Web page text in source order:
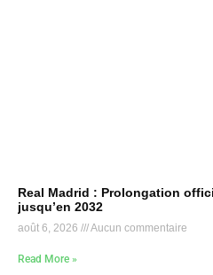
Real Madrid : Prolongation
jusqu’en 2032
août 6, 2026 Aucun commentaire
Read More »